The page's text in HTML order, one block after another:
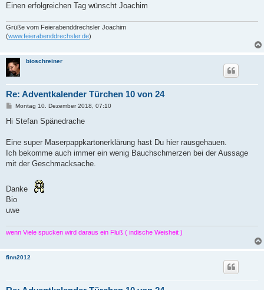
Einen erfolgreichen Tag wünscht Joachim
Grüße vom Feierabenddrechsler Joachim
(www.feierabenddrechsler.de)
bioschreiner
Re: Adventkalender Türchen 10 von 24
B
a
Montag 10. Dezember 2018, 07:10
Hi Stefan Spänedrache
Eine super Maserpappkartonerklärung hast Du hier rausgehauen.
Ich bekomme auch immer ein wenig Bauchschmerzen bei der Aussage
mit der Geschmacksache.
Danke
Bio
uwe
wenn Viele spucken wird daraus ein Fluß ( indische Weisheit )
finn2012